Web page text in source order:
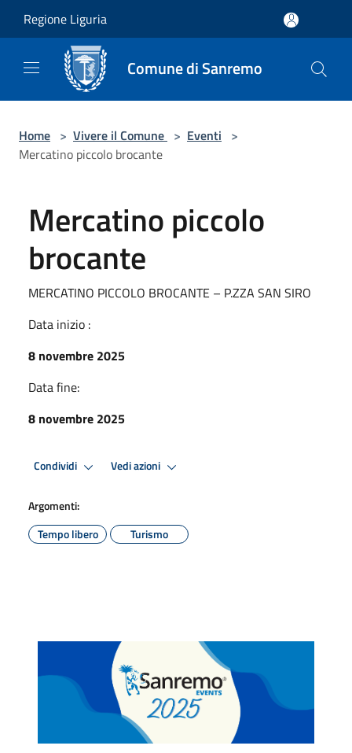
Regione Liguria
Comune di Sanremo
Home > Vivere il Comune > Eventi >
Mercatino piccolo brocante
Mercatino piccolo
brocante
MERCATINO PICCOLO BROCANTE – P.ZZA SAN SIRO
Data inizio :
8 novembre 2025
Data fine:
8 novembre 2025
Condividi Vedi azioni
Argomenti:
Tempo libero
Turismo